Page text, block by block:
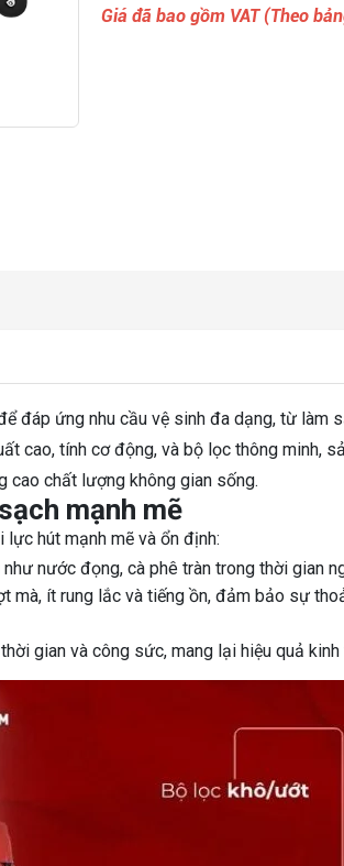
Giá đã bao gồm VAT (Theo
đáp ứng nhu cầu vệ sinh đa dạng, từ làm
cao, tính cơ động, và bộ lọc thông minh,
cao chất lượng không gian sống.
mạnh mẽ
hút mạnh mẽ và ổn định:
nước đọng, cà phê tràn trong thời gian
mà, ít rung lắc và tiếng ồn, đảm bảo sự
gian và công sức, mang lại hiệu quả kinh